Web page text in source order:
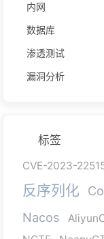
内网
数据库
渗透测试
漏洞分析
标签
CVE-2023-
反序列化
Nacos